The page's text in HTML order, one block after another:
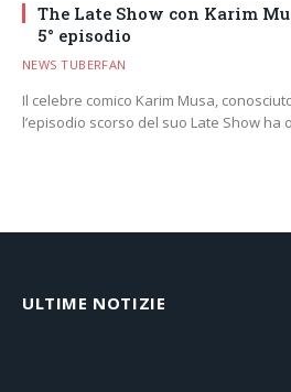
The Late Show con Karim
5° episodio
NEWS TUBERFAN
Il celebre comico Karim Musa,
l’episodio scorso del suo Late Show ha
ULTIME NOTIZIE